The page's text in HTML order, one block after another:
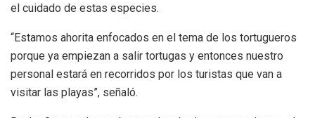
el cuidado de estas especies.
“Estamos ahorita enfocados en el tema de los tortugueros
porque ya empiezan a salir tortugas y entonces nuestro
personal estará en recorridos por los turistas que van a
visitar las playas”, señaló.